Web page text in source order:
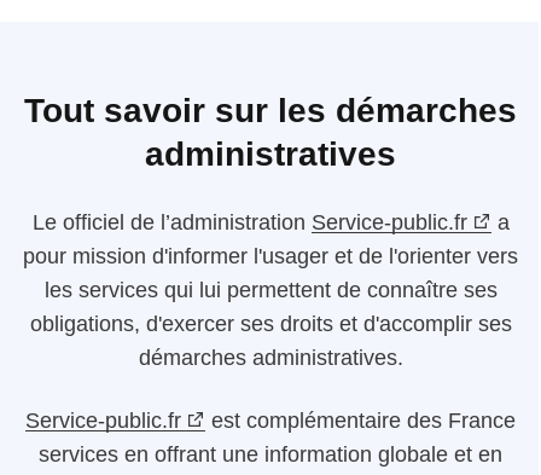
Tout savoir sur les démarches
administratives
Le officiel de l’administration Service-public.fr
a
pour mission d'informer l'usager et de l'orienter vers
les services qui lui permettent de connaître ses
obligations, d'exercer ses droits et d'accomplir ses
démarches administratives.
Service-public.fr
est complémentaire des France
services en offrant une information globale et en